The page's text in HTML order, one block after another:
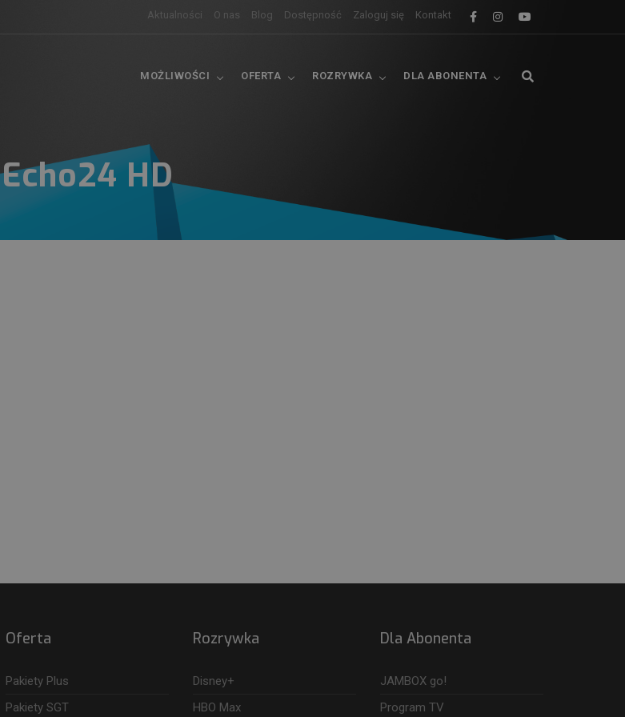
Aktualności O nas Blog Dostępność Zaloguj się Kontakt
MOŻLIWOŚCI OFERTA ROZRYWKA DLA ABONENTA
Echo24 HD
Oferta
Pakiety Plus
Pakiety SGT
Rozrywka
Disney+
HBO Max
Dla Abonenta
JAMBOX go!
Program TV